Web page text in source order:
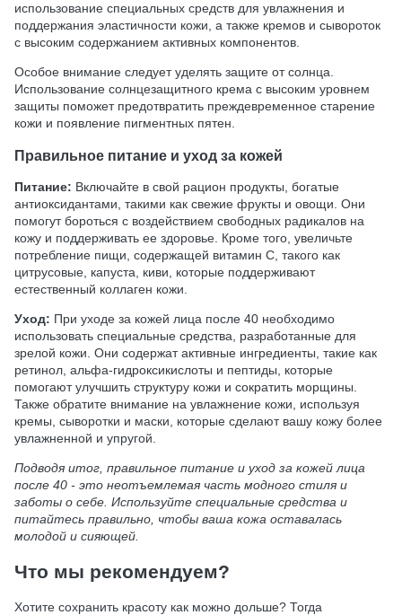
использование специальных средств для увлажнения и
поддержания эластичности кожи, а также кремов и сывороток
с высоким содержанием активных компонентов.
Особое внимание следует уделять защите от солнца.
Использование солнцезащитного крема с высоким уровнем
защиты поможет предотвратить преждевременное старение
кожи и появление пигментных пятен.
Правильное питание и уход за кожей
Питание: Включайте в свой рацион продукты, богатые
антиоксидантами, такими как свежие фрукты и овощи. Они
помогут бороться с воздействием свободных радикалов на
кожу и поддерживать ее здоровье. Кроме того, увеличьте
потребление пищи, содержащей витамин С, такого как
цитрусовые, капуста, киви, которые поддерживают
естественный коллаген кожи.
Уход: При уходе за кожей лица после 40 необходимо
использовать специальные средства, разработанные для
зрелой кожи. Они содержат активные ингредиенты, такие как
ретинол, альфа-гидроксикислоты и пептиды, которые
помогают улучшить структуру кожи и сократить морщины.
Также обратите внимание на увлажнение кожи, используя
кремы, сыворотки и маски, которые сделают вашу кожу более
увлажненной и упругой.
Подводя итог, правильное питание и уход за кожей лица
после 40 - это неотъемлемая часть модного стиля и
заботы о себе. Используйте специальные средства и
питайтесь правильно, чтобы ваша кожа оставалась
молодой и сияющей.
Что мы рекомендуем?
Хотите сохранить красоту как можно дольше? Тогда